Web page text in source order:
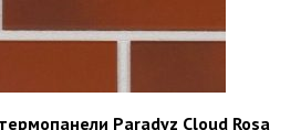
Paradyz Cloud Rosa